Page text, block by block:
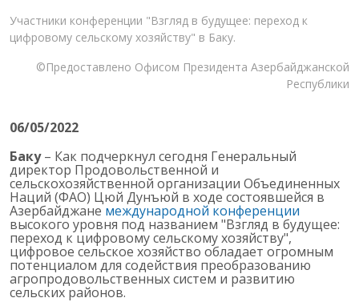
Участники конференции "Взгляд в будущее: переход к
цифровому сельскому хозяйству" в Баку.
©Предоставлено Офисом Президента Азербайджанской
Республики
06/05/2022
Баку– Как подчеркнул сегодня Генеральный
директор Продовольственной и
сельскохозяйственной организации Объединенных
Наций (ФАО) Цюй Дунъюй в ходе состоявшейся в
Азербайджане международной конференции
высокого уровня под названием "Взгляд в будущее:
переход к цифровому сельскому хозяйству",
цифровое сельское хозяйство обладает огромным
потенциалом для содействия преобразованию
агропродовольственных систем и развитию
сельских районов.